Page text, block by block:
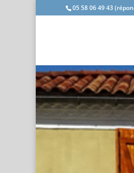
05 58 06 49 43